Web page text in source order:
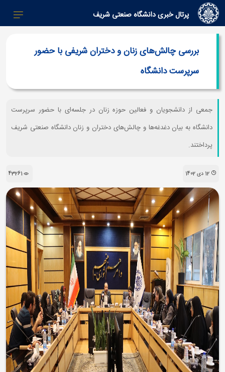
پرتال خبری دانشگاه صنعتی شریف
بررسی چالش‌های زنان و دختران شریفی با حضور
سرپرست دانشگاه
جمعی از دانشجویان و فعالین حوزه زنان در جلسه‌ای با حضور سرپرست
دانشگاه به بیان دغدغه‌ها و چالش‌های دختران و زنان دانشگاه صنعتی شریف
پرداختند.
12 دی 1402 43261